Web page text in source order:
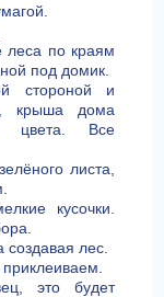
леса по краям
под домик.
стороной и
крыша дома
цвета. Все
листа,
кусочки.
лес.
это будет